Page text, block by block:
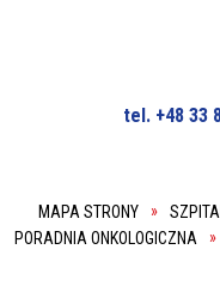
tel. +48 33
MAPA STRONY
PORADNIA ONKOLOGICZNA